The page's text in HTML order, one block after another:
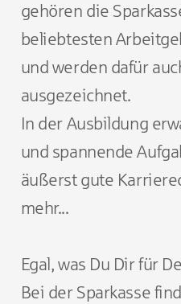
gehören die
beliebtesten
und werden dafür
ausgezeichnet.
In der Ausbildung
und spannende
äußerst gute
mehr...
Egal, was Du Dir für
Bei der Sparkasse